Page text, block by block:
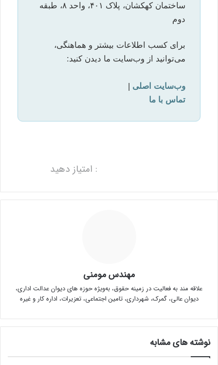
ساختمان کهکشان، پلاک ۴۰۱، واحد ۸، طبقه
دوم
برای کسب اطلاعات بیشتر و هماهنگی،
می‌توانید از وب‌سایت ما دیدن کنید:
وب‌سایت اصلی |
تماس با ما
: امتیاز دهید
مهندس مومنی
علاقه مند به فعالیت در زمینه حقوق، به‌ویژه حوزه های دیوان عدالت اداری،
دیوان عالی، گمرک، شهرداری، تامین اجتماعی، تعزیرات، اداره کار و غیره
نوشته های مشابه